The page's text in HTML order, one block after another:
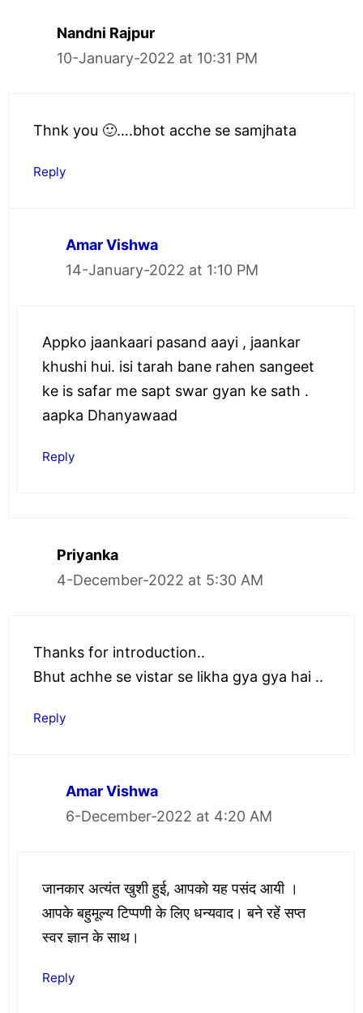
Nandni Rajpur
10-January-2022 at 10:31 PM
Thnk you 🙂….bhot acche se samjhata
Reply
Amar Vishwa
14-January-2022 at 1:10 PM
Appko jaankaari pasand aayi , jaankar
khushi hui. isi tarah bane rahen sangeet
ke is safar me sapt swar gyan ke sath .
aapka Dhanyawaad
Reply
Priyanka
4-December-2022 at 5:30 AM
Thanks for introduction..
Bhut achhe se vistar se likha gya gya hai ..
Reply
Amar Vishwa
6-December-2022 at 4:20 AM
जानकार अत्यंत खुशी हुई, आपको यह पसंद आयी ।
आपके बहुमूल्य टिप्पणी के लिए धन्यवाद। बने रहें सप्त
स्वर ज्ञान के साथ।
Reply